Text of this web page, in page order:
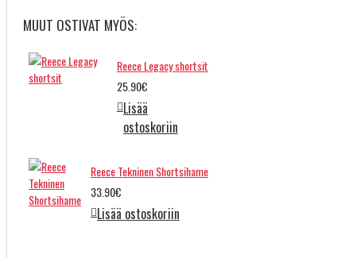
MUUT OSTIVAT MYÖS:
Reece Legacy shortsit
25.90€
Lisää
ostoskoriin
Reece Tekninen Shortsihame
33.90€
Lisää ostoskoriin